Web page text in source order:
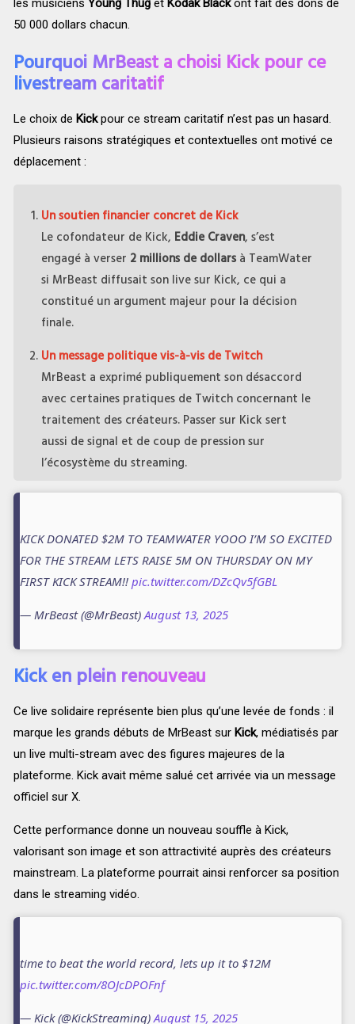
les musiciens Young Thuget Kodak Blackont fait des dons de
50 000 dollars chacun.
Pourquoi MrBeast a choisi Kick pour ce
livestream caritatif
Le choix de Kickpour ce stream caritatif n’est pas un hasard.
Plusieurs raisons stratégiques et contextuelles ont motivé ce
déplacement :
Un soutien financier concret de Kick
Le cofondateur de Kick, Eddie Craven, s’est
engagé à verser 2 millions de dollarsà TeamWater
si MrBeast diffusait son live sur Kick, ce qui a
constitué un argument majeur pour la décision
finale.
Un message politique vis-à-vis de Twitch
MrBeast a exprimé publiquement son désaccord
avec certaines pratiques de Twitch concernant le
traitement des créateurs. Passer sur Kick sert
aussi de signal et de coup de pression sur
l’écosystème du streaming.
KICK DONATED $2M TO TEAMWATER YOOO I’M SO EXCITED
FOR THE STREAM LETS RAISE 5M ON THURSDAY ON MY
FIRST KICK STREAM!! pic.twitter.com/DZcQv5fGBL
— MrBeast (@MrBeast) August 13, 2025
Kick en plein renouveau
Ce live solidaire représente bien plus qu’une levée de fonds : il
marque les grands débuts de MrBeast sur Kick, médiatisés par
un live multi-stream avec des figures majeures de la
plateforme. Kick avait même salué cet arrivée via un message
officiel sur X.
Cette performance donne un nouveau souffle à Kick,
valorisant son image et son attractivité auprès des créateurs
mainstream. La plateforme pourrait ainsi renforcer sa position
dans le streaming vidéo.
time to beat the world record, lets up it to $12M
pic.twitter.com/8OJcDPOFnf
— Kick (@KickStreaming) August 15, 2025